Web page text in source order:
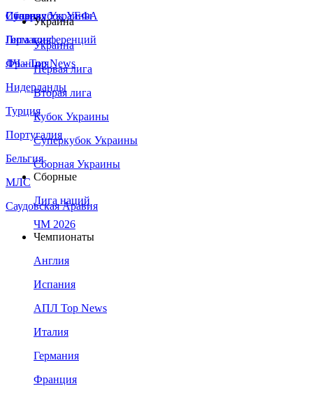
Сборная Украины
Италия
Германия
Франция
Нидерланды
Турция
Португалия
Бельгия
МЛС
Саудовская Аравия
Суперкубок УЕФА
Лига конференций
ЛЧ - Top News
Украина
Украина
Первая лига
Вторая лига
Кубок Украины
Суперкубок Украины
Сборная Украины
Сборные
Лига наций
ЧМ 2026
Чемпионаты
Англия
Испания
АПЛ Top News
Италия
Германия
Франция